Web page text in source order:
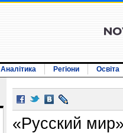
Аналітика Регіони Освіта
«Русский